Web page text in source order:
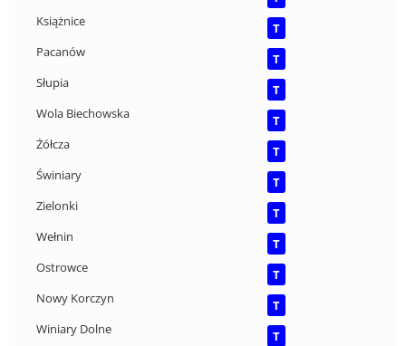
Książnice
T
Pacanów
T
Słupia
T
Wola Biechowska
T
Żółcza
T
Świniary
T
Zielonki
T
Wełnin
T
Ostrowce
T
Nowy Korczyn
T
Winiary Dolne
T